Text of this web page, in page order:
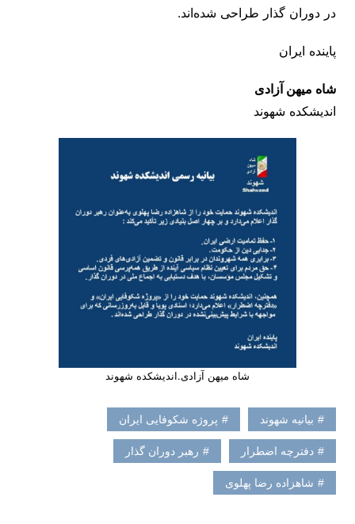
در دوران گذار طراحی شده‌اند.
پاینده ایران
شاه میهن آزادی
اندیشکده شهوند
شاه میهن آزادی.اندیشکده شهوند
بیانیه شهوند پروژه شکوفایی ایران
دفترچه اضطرار رهبر دوران گذار
شاهزاده رضا پهلوی